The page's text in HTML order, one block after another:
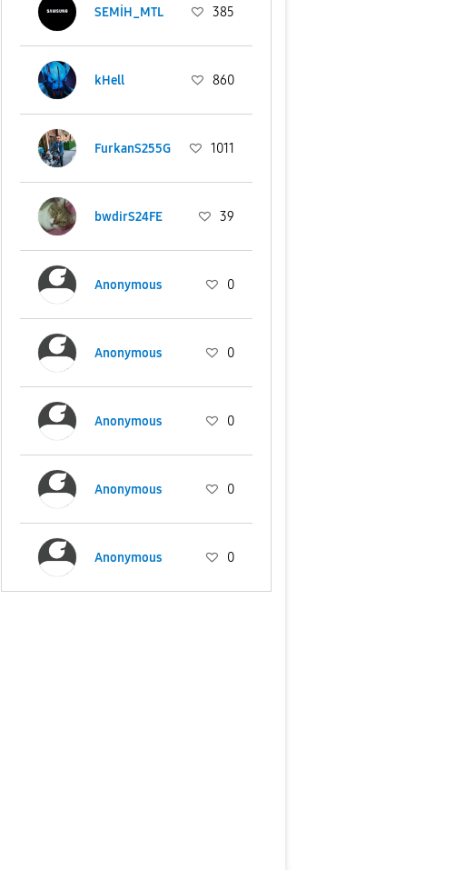
SEMİH_MTL 385
kHell 860
FurkanS255G 1011
bwdirS24FE 39
Anonymous 0
Anonymous 0
Anonymous 0
Anonymous 0
Anonymous 0